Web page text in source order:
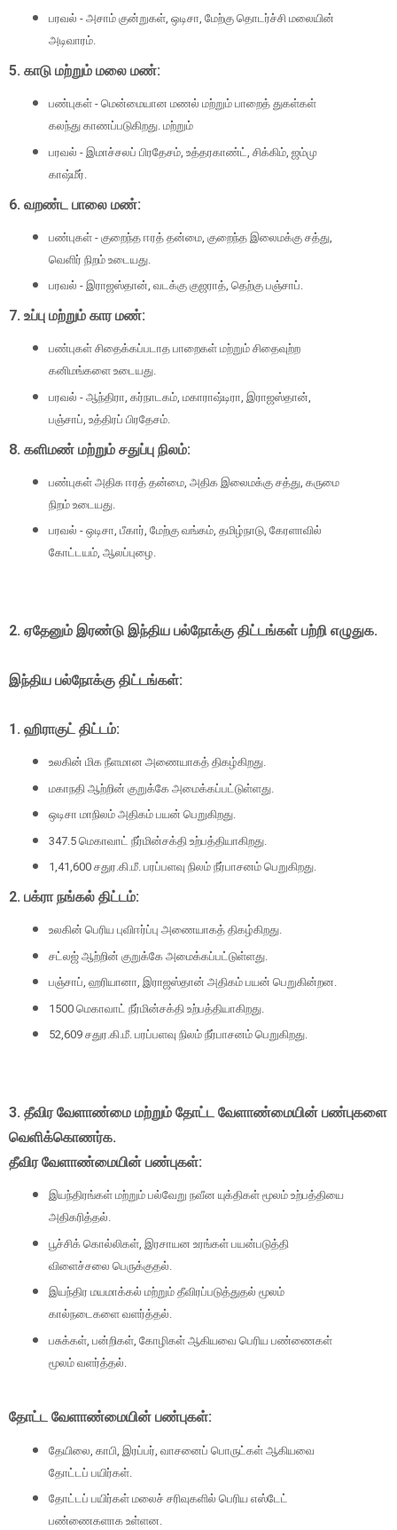
பரவல் - அசாம் குன்றுகள், ஒடிசா, மேற்கு தொடர்ச்சி மலையின்
அடிவாரம்.
5. காடு மற்றும் மலை மண்:
பண்புகள் - மென்மையான மணல் மற்றும் பாறைத் துகள்கள்
கலந்து காணப்படுகிறது. மற்றும்
பரவல் - இமாச்சலப் பிரதேசம், உத்தரகாண்ட், சிக்கிம், ஜம்மு
காஷ்மீர்.
6. வறண்ட பாலை மண்:
பண்புகள் - குறைந்த ஈரத் தன்மை, குறைந்த இலைமக்கு சத்து,
வெளிர் நிறம் உடையது.
பரவல் - இராஜஸ்தான், வடக்கு குஜராத், தெற்கு பஞ்சாப்.
7. உப்பு மற்றும் கார மண்:
பண்புகள் சிதைக்கப்படாத பாறைகள் மற்றும் சிதைவுற்ற
கனிமங்களை உடையது.
பரவல் - ஆந்திரா, கர்நாடகம், மகாராஷ்டிரா, இராஜஸ்தான்,
பஞ்சாப், உத்திரப் பிரதேசம்.
8. களிமண் மற்றும் சதுப்பு நிலம்:
பண்புகள் அதிக ஈரத் தன்மை, அதிக இலைமக்கு சத்து, கருமை
நிறம் உடையது.
பரவல் - ஒடிசா, பீகார், மேற்கு வங்கம், தமிழ்நாடு, கேரளாவில்
கோட்டயம், ஆலப்புழை.
2. ஏதேனும் இரண்டு இந்திய பல்நோக்கு திட்டங்கள் பற்றி எழுதுக.
இந்திய பல்நோக்கு திட்டங்கள்:
1. ஹிராகுட் திட்டம்:
உலகின் மிக நீளமான அணையாகத் திகழ்கிறது.
மகாநதி ஆற்றின் குறுக்கே அமைக்கப்பட்டுள்ளது.
ஒடிசா மாநிலம் அதிகம் பயன் பெறுகிறது.
347.5 மெகாவாட் நீர்மின்சக்தி உற்பத்தியாகிறது.
1,41,600 சதுர.கி.மீ. பரப்பளவு நிலம் நீர்பாசனம் பெறுகிறது.
2. பக்ரா நங்கல் திட்டம்:
உலகின் பெரிய புவிஈர்ப்பு அணையாகத் திகழ்கிறது.
சட்லஜ் ஆற்றின் குறுக்கே அமைக்கப்பட்டுள்ளது.
பஞ்சாப், ஹரியானா, இராஜஸ்தான் அதிகம் பயன் பெறுகின்றன.
1500 மெகாவாட் நீர்மின்சக்தி உற்பத்தியாகிறது.
52,609 சதுர.கி.மீ. பரப்பளவு நிலம் நீர்பாசனம் பெறுகிறது.
3. தீவிர வேளாண்மை மற்றும் தோட்ட வேளாண்மையின் பண்புகளை
வெளிக்கொணர்க.
தீவிர வேளாண்மையின் பண்புகள்:
இயந்திரங்கள் மற்றும் பல்வேறு நவீன யுக்திகள் மூலம் உற்பத்தியை
அதிகரித்தல்.
பூச்சிக் கொல்லிகள், இரசாயன உரங்கள் பயன்படுத்தி
விளைச்சலை பெருக்குதல்.
இயந்திர மயமாக்கல் மற்றும் தீவிரப்படுத்துதல் மூலம்
கால்நடைகளை வளர்த்தல்.
பசுக்கள், பன்றிகள், கோழிகள் ஆகியவை பெரிய பண்ணைகள்
மூலம் வளர்த்தல்.
தோட்ட வேளாண்மையின் பண்புகள்:
தேயிலை, காபி, இரப்பர், வாசனைப் பொருட்கள் ஆகியவை
தோட்டப் பயிர்கள்.
தோட்டப் பயிர்கள் மலைச் சரிவுகளில் பெரிய எஸ்டேட்
பண்ணைகளாக உள்ளன.